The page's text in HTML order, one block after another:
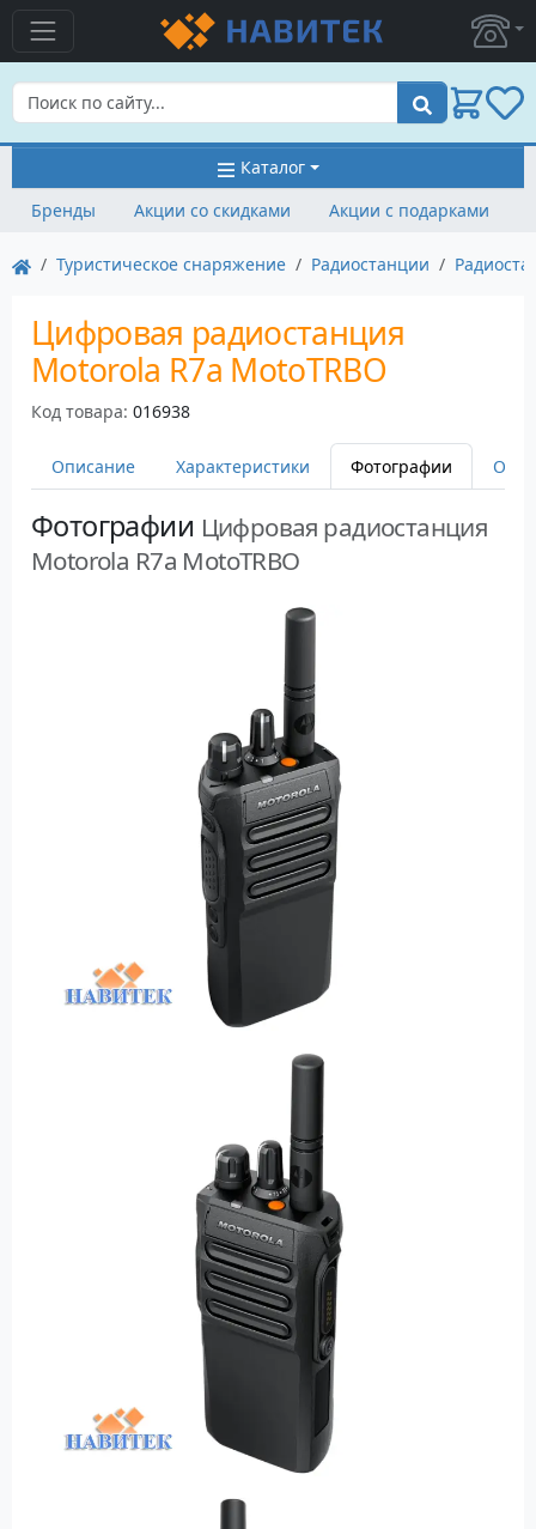
Поиск
Каталог
Бренды
Акции со скидками Акции с подарками
Туристическое снаряжение Радиостанции
Цифровая радиостанция
Motorola R7a MotoTRBO
Код товара: 016938
Описание Характеристики Фотографии
Фотографии Цифровая радиостанция
Motorola R7a MotoTRBO